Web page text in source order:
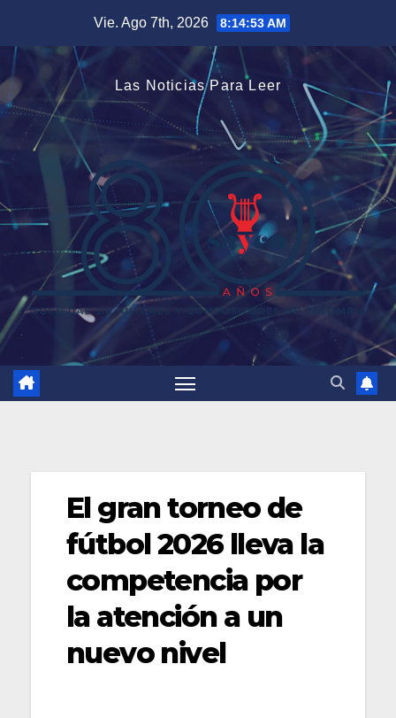
contenido
Vie. Ago 7th, 2026 8:14:54 AM
Las Noticias Para Leer
El gran torneo de
fútbol 2026 lleva la
competencia por
la atención a un
nuevo nivel